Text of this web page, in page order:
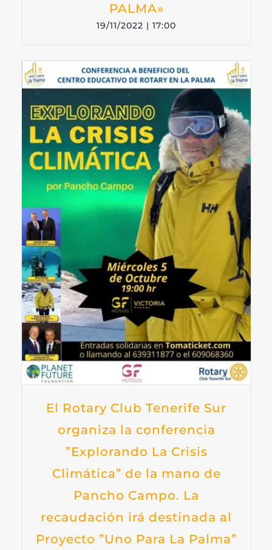
PALMA»
19/11/2022 | 17:00
El Rotary Club Tenerife Sur
organiza la conferencia
”Explorando La Crisis
Climática” de la mano de
Pancho Campo. La
recaudación irá destinada al
Proyecto ”Uno Para La Palma”